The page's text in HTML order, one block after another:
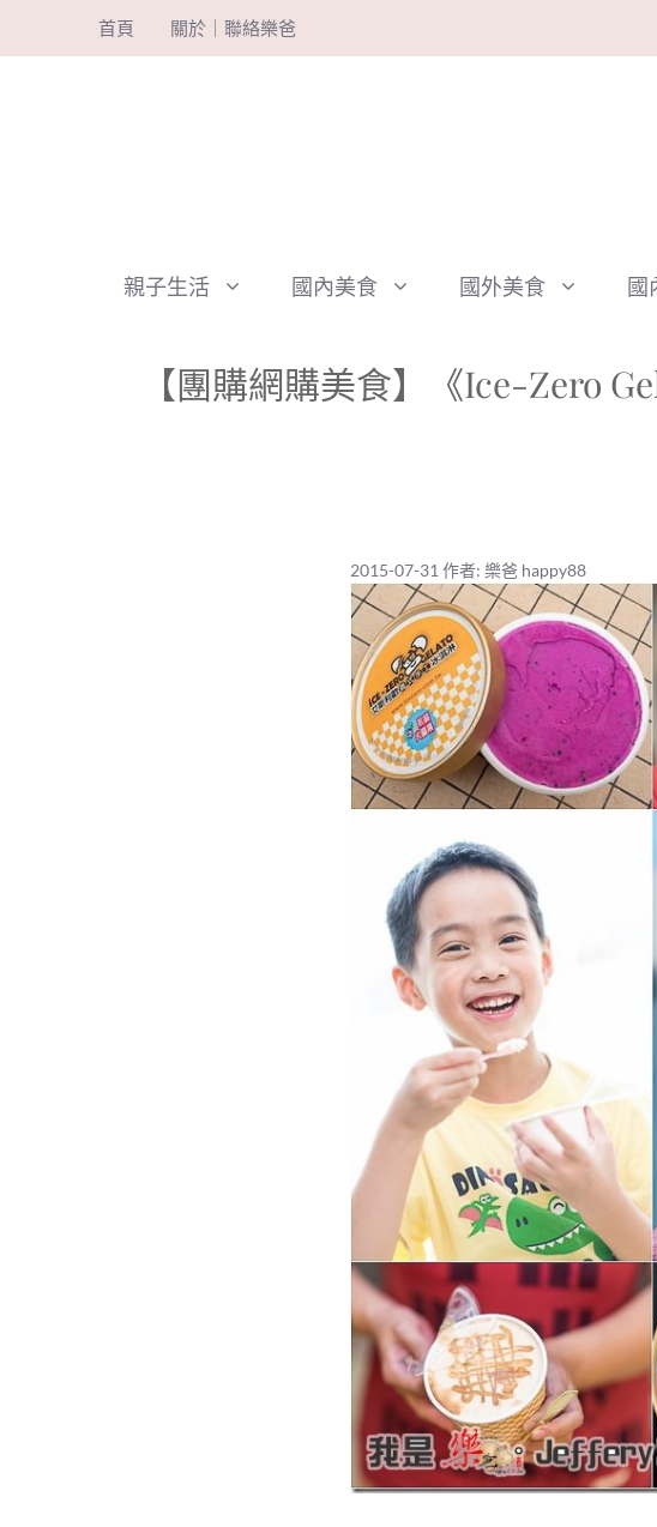
至
首頁 關於｜聯絡樂爸
親子生活 國內美食 國外美食 國
【團購網購美食】《Ice-Zero
2015-07-31 作者: 樂爸 happy88